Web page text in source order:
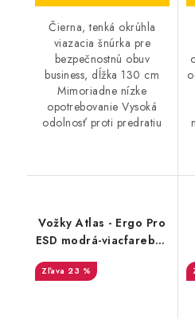
Čierna, tenká okrúhla
viazacia šnúrka pre
bezpečnostnú obuv
business, dĺžka 130 cm
Mimoriadne nízke
opotrebovanie Vysoká
odolnosť proti predratiu
Vožky Atlas - Ergo Pro
ESD modrá-viacfarebná
23 %